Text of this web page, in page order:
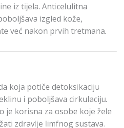
iz tijela. Anticelulitna
izgled kože,
već nakon prvih tretmana.
koja potiče detoksikaciju
i poboljšava cirkulaciju.
je korisna za osobe koje žele
zdravlje limfnog sustava.